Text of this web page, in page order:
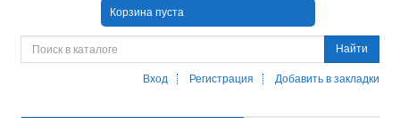
Корзина пуста
Найти
Вход Регистрация Добавить в закладки